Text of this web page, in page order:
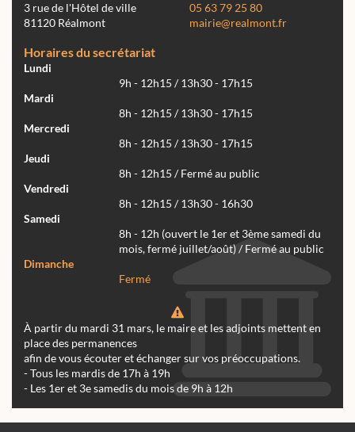
3 rue de l'Hôtel de ville
81120 Réalmont
05 63 79 25 80
mairie@realmont.fr
Horaires du secrétariat
Lundi
9h - 12h15 / 13h30 - 17h15
Mardi
8h - 12h15 / 13h30 - 17h15
Mercredi
8h - 12h15 / 13h30 - 17h15
Jeudi
8h - 12h15 / Fermé au public
Vendredi
8h - 12h15 / 13h30 - 16h30
Samedi
8h - 12h (ouvert le 1er et 3ème samedi du
mois, fermé juillet/août) / Fermé au public
Dimanche
Fermé
À partir du mardi 31 mars, le maire et les adjoints mettent en
place des permanences
afin de vous écouter et échanger sur vos préoccupations.
- Tous les mardis de 17h à 19h
- Les 1er et 3e samedis du mois de 9h à 12h